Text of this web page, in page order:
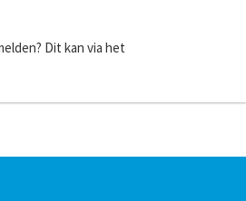
Dit kan via het